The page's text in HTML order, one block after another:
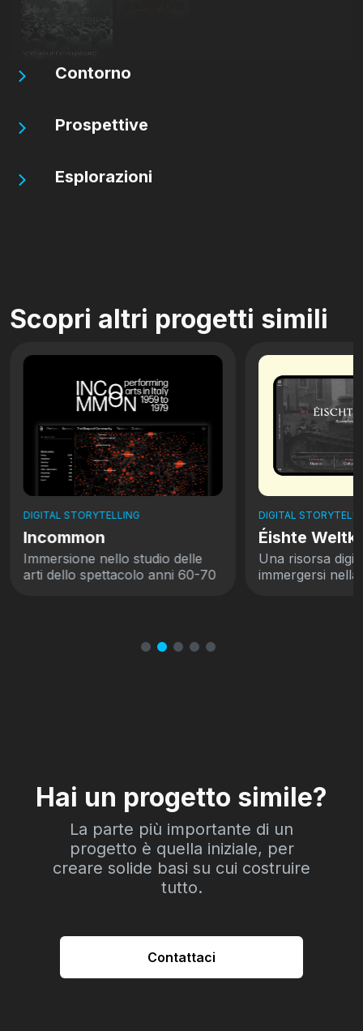
Contorno
Prospettive
Esplorazioni
Scopri altri progetti simili
DIGITAL STORYTELLING
Incommon
Immersione nello studio delle
arti dello spettacolo anni 60-70
DIGITAL
Éishte
Una risorsa
immergersi nella
Hai un progetto simile?
La parte più importante di un
progetto è quella iniziale, per
creare solide basi su cui costruire
tutto.
Contattaci